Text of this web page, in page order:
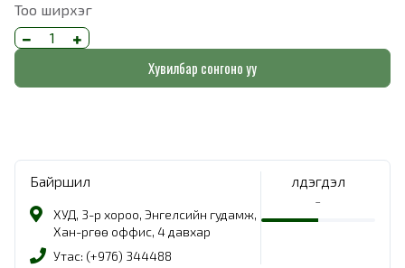
Тоо ширхэг
Хувилбар сонгоно уу
Байршил
ХУД, 3-р хороо, Энгелсийн гудамж,
Хан-Өргөө оффис, 4 давхар
Утас: (+976) 344488
Үлдэгдэл
-